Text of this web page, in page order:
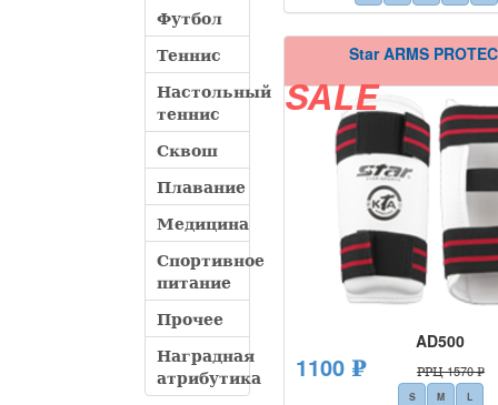
Футбол
Теннис
Настольный
теннис
Сквош
Плавание
Медицина
Спортивное
питание
Прочее
Наградная
атрибутика
Star ARMS
SALE
AD500
1100 ₽ РРЦ 1570 ₽
S M L